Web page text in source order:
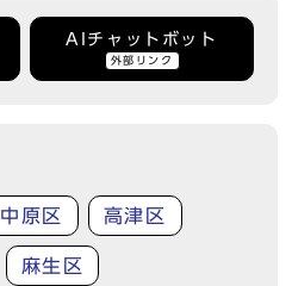
AIチャットボット
外部リンク
中原区 高津区
麻生区